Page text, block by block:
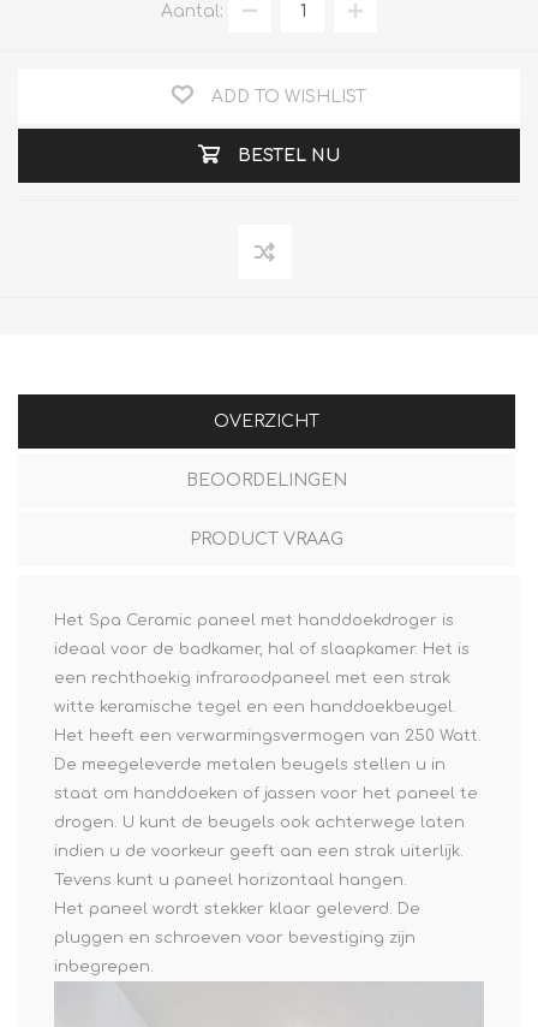
Aantal:
ADD TO WISHLIST
BESTEL NU
OVERZICHT
BEOORDELINGEN
PRODUCT VRAAG
Het Spa Ceramic paneel met handdoekdroger is
ideaal voor de badkamer, hal of slaapkamer. Het is
een rechthoekig infraroodpaneel met een strak
witte keramische tegel en een handdoekbeugel.
Het heeft een verwarmingsvermogen van 250 Watt.
De meegeleverde metalen beugels stellen u in
staat om handdoeken of jassen voor het paneel te
drogen. U kunt de beugels ook achterwege laten
indien u de voorkeur geeft aan een strak uiterlijk.
Tevens kunt u paneel horizontaal hangen.
Het paneel wordt stekker klaar geleverd. De
pluggen en schroeven voor bevestiging zijn
inbegrepen.